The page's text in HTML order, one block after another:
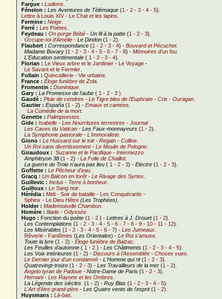
Fargue : Ludions
Fénelon : Les Aventures de Télémaque (1 - 2 - 3 - 4 - 5).
Lettre à Louis XIV- Le Chat et les lapins
Fermine : Neige
Ferré : Les Poètes
Feydeau : On purge Bébé - Un fil à la patte (1 - 2 - 3).
Occupe-toi d'Amélie - Le Dindon (1 - 2).
Flaubert : Correspondance (1 - 2 - 3 - 4) - Bouvard et Pécuchet.
Madame Bovary (1 - 2 - 3 - 4 - 5 - 6 - 7 - 8) - Mémoires d'un fou
L'Education sentimentale ( 1 - 2 - 3 - 4).
Florian : Le Vieux arbre et le Jardinier - Le Voyage -
Le Savant et le Fermier
Follain : Quincaillerie - Vie urbaine
France : Éloge funèbre de Zola
Fromentin : Dominique
Gary : La Promesse de l'aube ( 1 - 2 - 3 )
Gaudé : Pluie de cendres - Le Tigre bleu de l'Euphrate - Cris - Ouragan
Gautier : España (1 - 2) - Emaux et camées
La Comédie de la mort.
Genette : Palimpsestes
Gide : Isabelle - Les Nourritures terrestres - Journal
Les Caves du Vatican - Les Faux-monnayeurs (1 - 2).
La Symphonie pastorale - L'Immoraliste
Giono : Le Hussard sur le toit- Regain - Colline
Un Roi sans divertissement- Le Moulin de Pologne
Giraudoux : Suzanne et le Pacifique - Intermezzo
Amphitryon 38 (1 - 2) - La Folle de Chaillot.
La guerre de Troie n'aura pas lieu ( 1 - 2 - 3) - Electre (1 - 2 - 3)
Goffette : Le Pêcheur d'eau
Gracq : Un Balcon en forêt- Le Rivage des Syrtes
Guillevic : Inclus - Terre à bonheur
Guilloux : Le Sang noir
Hérédia : Midi - Soir de bataille - Les Conquérants -
Sphinx - Le Dieu Hêtre (Les Trophées)
Holder : Mademoiselle Chambon
Homère : Iliade - Odyssée.
Hugo : Fonction du poète (1 - 2 ) - Lettres à J. Drouet(1 - 2).
Les Contemplations (1 - 2 - 3 - 4 - 5 - 6 - 7 - 8 - 9 - 10 - 11 - 12).
Les Misérables (1 - 2 - 3 - 4 - 5 - 6 - 7) - Les Jumeaux
Rêverie - Fantômes (Les Orientales) - Le Roi s'amuse
Toute la lyre (1 - 2) - Éloge funèbre de Balzac
Les Feuilles d'automne ( 1 - 2 ) - Les Châtiments (1 - 2 - 3 - 4 - 5)
Les Voix intérieures (1 - 2) - Discours à l'Assemblée - Choses vues
Le Dernier jour d'un condamné - L'Homme qui rit(1 - 2 - 3)
Quatrevingt-treize (1 - 2 - 3) - Les Travailleurs de la mer (1 - 2).
Angelo tyran de Padoue - Notre-Dame de Paris (1 - 2 - 3).
Hernani- Les Rayons et les Ombres
La Légende des siècles (1 - 2) - Ruy Blas (1 - 2 - 3 - 4 - 5)
L'Art d'être grand-père - Les Quatre vents de l'esprit(1 - 2)
Huysmans : Là-bas.